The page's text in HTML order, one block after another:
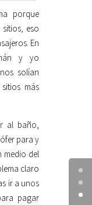
porque
eso
En
y yo
solían
más
al baño,
para y
medio del
claro
ir a unos
pagar